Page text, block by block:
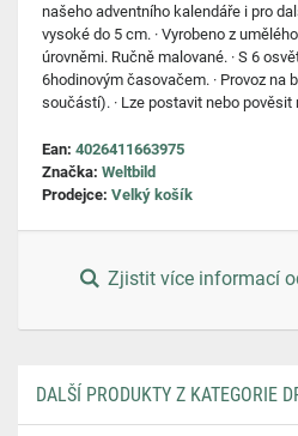
našeho adventního kalendáře i pro
vysoké do 5 cm. · Vyrobeno z
úrovněmi. Ručně malované. · S 6
6hodinovým časovačem. · Provoz na
součástí). · Lze postavit nebo pověsit
Ean: 4026411663975
Značka: Weltbild
Prodejce: Velký košík
Zjistit více informací
DALŠÍ PRODUKTY Z KATEGORIE